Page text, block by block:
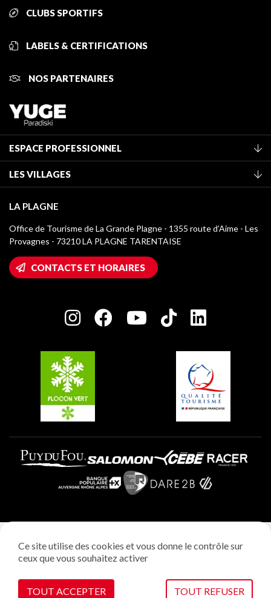
CLUBS SPORTIFS
LABELS & CERTIFICATIONS
NOS PARTENAIRES
ESPACE PROFESSIONNEL
Classement des meublés
Taxe de séjour
Médiathèque
Logos La Plagne
Accès Wifi
Maison des Propriétaires
Charte des Acteurs Engagés
LES VILLAGES
Montchavin - Les Coches
Champagny-en-Vanoise
Plagne 1800
Plagne Villages
Plagne Aime 2000
LA PLAGNE
Office de Tourisme de La Grande Plagne - 1355 route d’Aime - Les
Provagnes - 73210 LA PLAGNE TARENTAISE
CONTACTS ET HORAIRES
Gestion des cookies
Ce site utilise des cookies et vous donne le contrôle sur
ceux que vous souhaitez activer
TOUT ACCEPTER TOUT REFUSER